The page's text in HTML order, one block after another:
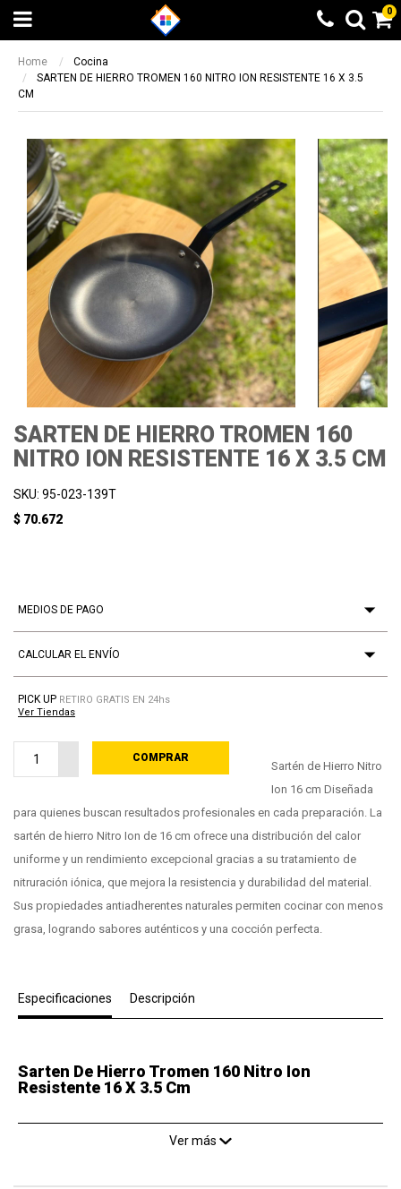
0
Home
Cocina
SARTEN DE HIERRO TROMEN 160 NITRO ION RESISTENTE 16 X 3.5
CM
SARTEN DE HIERRO TROMEN 160
NITRO ION RESISTENTE 16 X 3.5 CM
SKU: 95-023-139T
$ 70.672
MEDIOS DE PAGO
CALCULAR EL ENVÍO
PICK UP RETIRO GRATIS EN 24hs
Ver Tiendas
Otras formas de pago
Todas las opciones de pago a través de
Mercado Pago
Transferencia bancaria
Elegí otra opción
Otras formas de pago
Todas las opciones de pago a través de
Mercado Pago
Transferencia bancaria
Beneficio Santander
6 cuotas sin interés + 10% de
reintegro sin tope. 9 y 12 cuotas sin
interés en productos seleccionados
Beneficio valido entre el 08/05/2023 y el
14/05/2023
Beneficio ICBC
9 cuotas sin interés en producto
seleccionados
Beneficio valido entre el 08/05/2023 y el
14/05/2023
BUSCAR
Calculando...espere
¡LISTO!
COMPRAR
PROCESANDO
Sartén de Hierro Nitro
Ion 16 cm Diseñada
para quienes buscan resultados profesionales en cada preparación. La
sartén de hierro Nitro Ion de 16 cm ofrece una distribución del calor
uniforme y un rendimiento excepcional gracias a su tratamiento de
nitruración iónica, que mejora la resistencia y durabilidad del material.
Sus propiedades antiadherentes naturales permiten cocinar con menos
grasa, logrando sabores auténticos y una cocción perfecta.
Especificaciones Descripción
Sarten De Hierro Tromen 160 Nitro Ion
Resistente 16 X 3.5 Cm
Ver más